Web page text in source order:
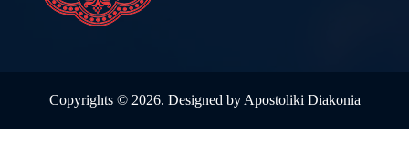
Copyrights © 2026. Designed by Apostoliki Diakonia